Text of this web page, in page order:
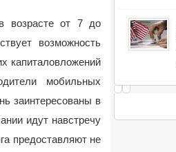
возрасте от 7 до
возможность
капиталовложений
мобильных
заинтересованы в
идут навстречу
предоставляют не